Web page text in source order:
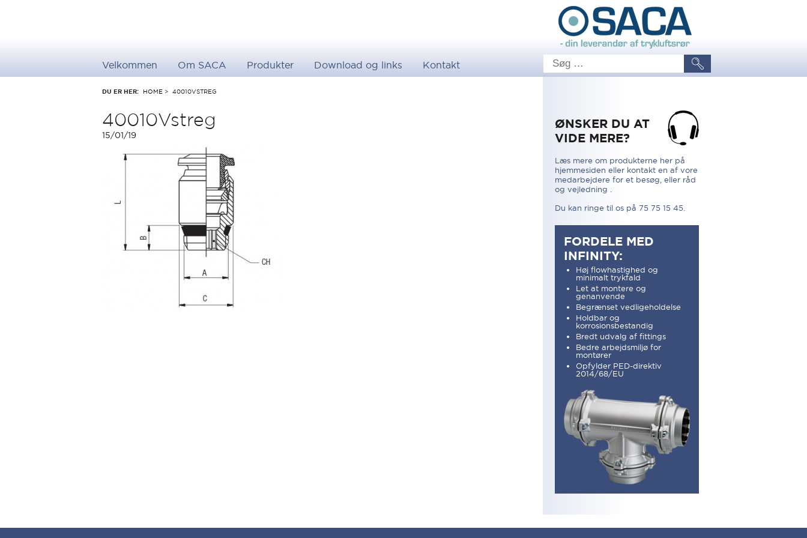
Velkommen Om SACA Produkter Download og links Kontakt
DU ER HER: HOME > 40010VSTREG
40010Vstreg
15/01/19
ØNSKER DU AT
VIDE MERE?
Læs mere om produkterne her på
hjemmesiden eller kontakt en af vore
medarbejdere for et besøg, eller råd
og vejledning .
Du kan ringe til os på 75 75 15 45.
FORDELE MED
INFINITY:
Høj flowhastighed og
minimalt trykfald
Let at montere og
genanvende
Begrænset vedligeholdelse
Holdbar og
korrosionsbestandig
Bredt udvalg af fittings
Bedre arbejdsmiljø for
montører
Opfylder PED-direktiv
2014/68/EU